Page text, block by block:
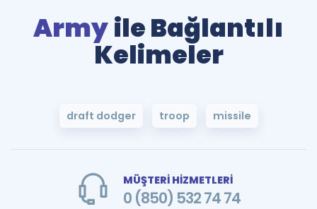
Armyile Bağlantılı
Kelimeler
draft dodger troop missile
MÜŞTERİ HİZMETLERİ
0 (850) 532 74 74